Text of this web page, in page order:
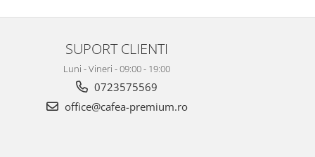
SUPORT CLIENTI
Luni - Vineri - 09:00 - 19:00
0723575569
office@cafea-premium.ro